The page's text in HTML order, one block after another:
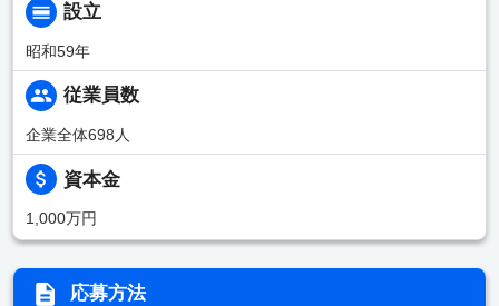
設立
昭和59年
従業員数
企業全体698人
資本金
1,000万円
応募方法